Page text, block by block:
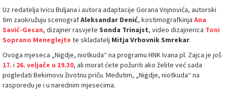
Uz redatelja Ivicu Buljana i autora adaptacije Gorana Vojnovića, autorski
tim zaokružuju scenografAleksandar Denić, kostimografkinja Ana
Savić-Gecan, dizajner rasvjete Sonda Trinajst, video dizajnerica Toni
Soprano Meneglejte te skladatelj Mitja Vrhovnik Smrekar.
Ovoga mjeseca „Nigdje, niotkuda“ na programu HNK Ivana pl. Zajca je još
17. i 26. veljače u 19.30, ali morat ćete požuriti ako želite već sada
pogledati Bekimovu životnu priču. Međutim, „Nigdje, niotkuda“ na
rasporedu je i u narednim mjesecima.